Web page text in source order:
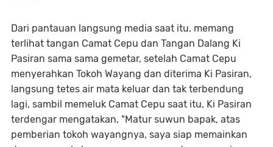
Dari pantauan langsung media saat itu, memang
terlihat tangan Camat Cepu dan Tangan Dalang Ki
Pasiran sama sama gemetar, setelah Camat Cepu
menyerahkan Tokoh Wayang dan diterima Ki Pasiran,
langsung tetes air mata keluar dan tak terbendung
lagi, sambil memeluk Camat Cepu saat itu, Ki Pasiran
terdengar mengatakan, "Matur suwun bapak, atas
pemberian tokoh wayangnya, saya siap memainkan